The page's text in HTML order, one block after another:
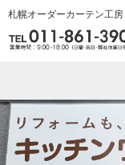
札幌オーダーカーテン工